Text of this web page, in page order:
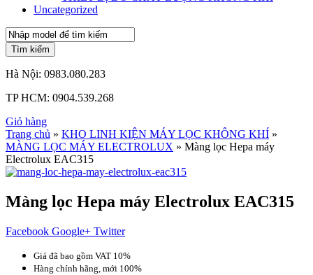
Uncategorized
Tìm kiếm
Hà Nội: 0983.080.283
TP HCM: 0904.539.268
Giỏ hàng
Trang chủ » KHO LINH KIỆN MÁY LỌC KHÔNG KHÍ »
MÀNG LỌC MÁY ELECTROLUX » Màng lọc Hepa máy
Electrolux EAC315
Màng lọc Hepa máy Electrolux EAC315
Facebook Google+ Twitter
Giá đã bao gồm VAT 10%
Hàng chính hãng, mới 100%